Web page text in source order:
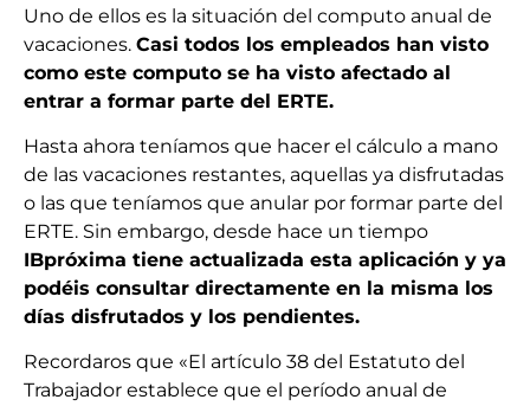
Uno de ellos es la situación del computo anual de
vacaciones. Casi todos los empleados han visto
como este computo se ha visto afectado al
entrar a formar parte del ERTE.
Hasta ahora teníamos que hacer el cálculo a mano
de las vacaciones restantes, aquellas ya disfrutadas
o las que teníamos que anular por formar parte del
ERTE. Sin embargo, desde hace un tiempo
IBpróxima tiene actualizada esta aplicación y ya
podéis consultar directamente en la misma los
días disfrutados y los pendientes.
Recordaros que «El artículo 38 del Estatuto del
Trabajador establece que el período anual de